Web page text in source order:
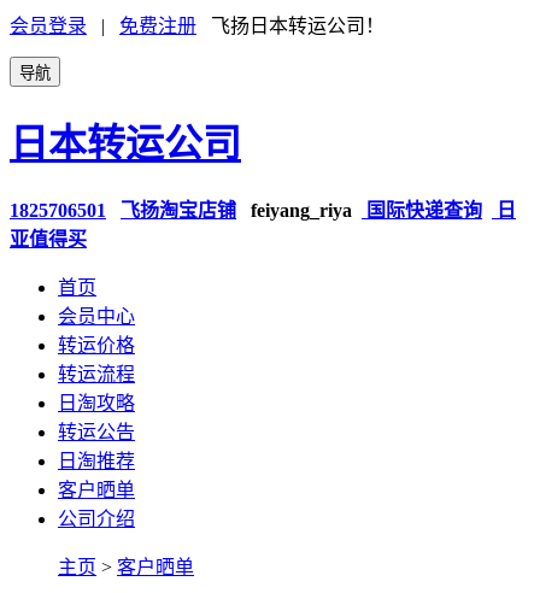
会员登录 | 免费注册 飞扬日本转运公司！
导航
日本转运公司
1825706501 飞扬淘宝店铺 feiyang_riya 国际快递查询
日
亚值得买
首页
会员中心
转运价格
转运流程
日淘攻略
转运公告
日淘推荐
客户晒单
公司介绍
主页 > 客户晒单